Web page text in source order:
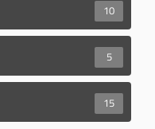
10
5
15